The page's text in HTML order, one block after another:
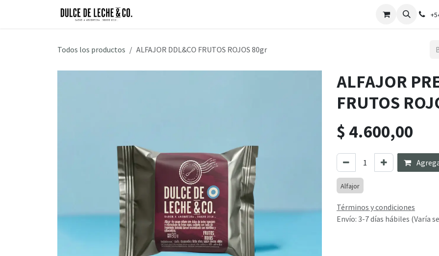
Experiencia
Todos los productos ALFAJOR DDL&CO FRUTOS ROJOS 80gr
ALFAJOR
FRUTOS
$ 4.600,00
Alfajor
Términos y condiciones
Envío: 3-7 días hábiles (Varía